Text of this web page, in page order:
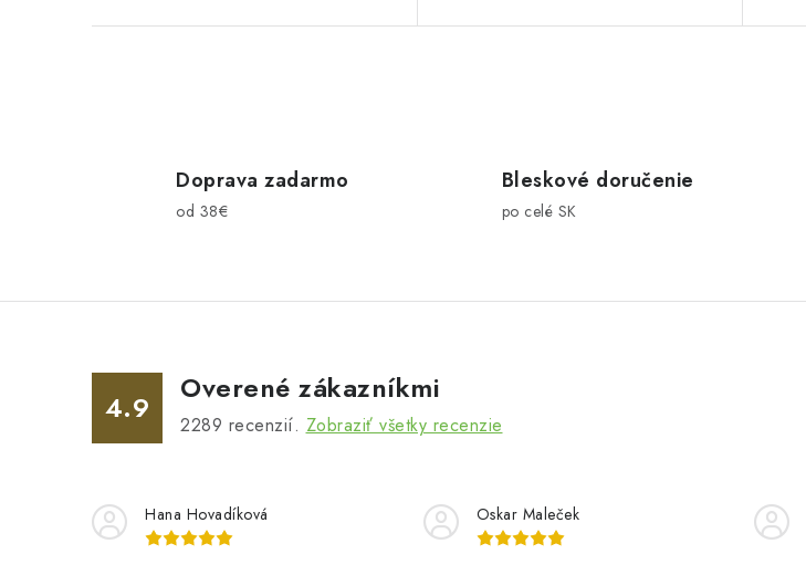
a
i
e
p
v
k
Doprava zadarmo
od 38€
Bleskové doručenie
po celé SK
4.9
Overené zákazníkmi
2289 recenzií. Zobraziť všetky recenzie
Hana Hovadíková Oskar Maleček